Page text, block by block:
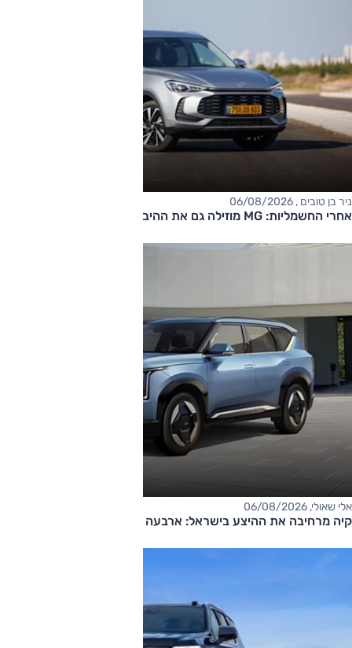
ניר בן טובים , 06/08/2026
אחרי החשמליות: MG מוזילה גם את ההיברידיות
אלי שאולי, 06/08/2026
קיה מרחיבה את ההיצע בישראל: ארבעה דגמים חדשים בדרך